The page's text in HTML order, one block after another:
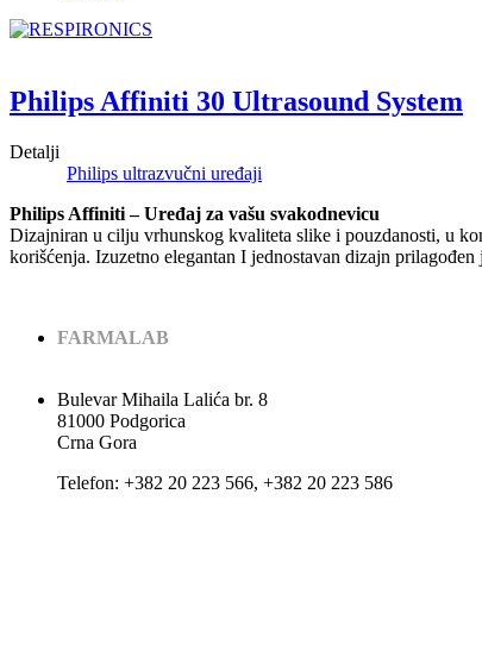
Philips Affiniti 30 Ultrasound System
Detalji
Philips ultrazvučni uređaji
Philips Affiniti – Uređaj za vašu svakodnevicu
Dizajniran u cilju vrhunskog kvaliteta slike i pouzdanosti, u
korišćenja. Izuzetno elegantan I jednostavan dizajn prilagođen
FARMALAB
Bulevar Mihaila Lalića br. 8
81000 Podgorica
Crna Gora
Теlеfоn: +382 20 223 566, +382 20 223 586